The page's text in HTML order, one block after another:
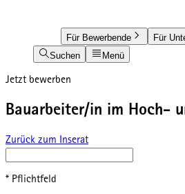
Für Bewerbende Für
Suchen
Menü
Jetzt bewerben
Bauarbeiter/in im Hoch-
Zurück zum Inserat
* Pflichtfeld